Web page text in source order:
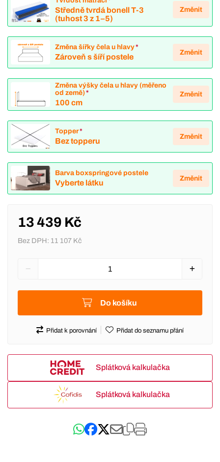
Středně tvrdá bonell T-3
(tuhost 3 z 1–5)
Změnit
Změna šířky čela u hlavy*
Zároveň s šíří postele
Změnit
Změna výšky čela u hlavy (měřeno
od země)*
100 cm
Změnit
Topper*
Bez topperu
Změnit
Barva boxspringové postele
Vyberte látku
Změnit
13 439 Kč
Bez DPH: 11 107 Kč
Do košíku
Přidat k porovnání Přidat do seznamu přání
Splátková kalkulačka
Splátková kalkulačka